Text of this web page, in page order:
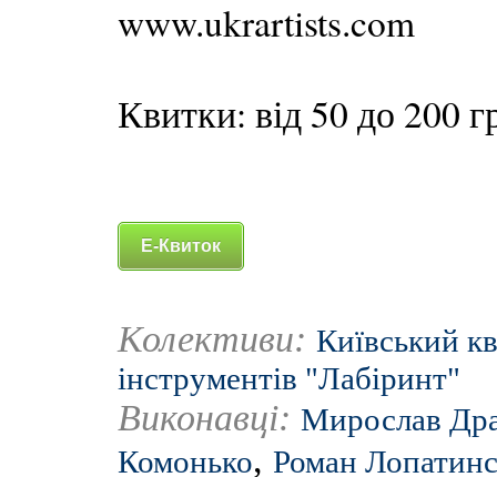
www.ukrartists.com
Квитки: від 50 до 200
Е-Квиток
Колективи: Київський
інструментів "Лабіринт"
Виконавці: Мирослав
Комонько, Роман